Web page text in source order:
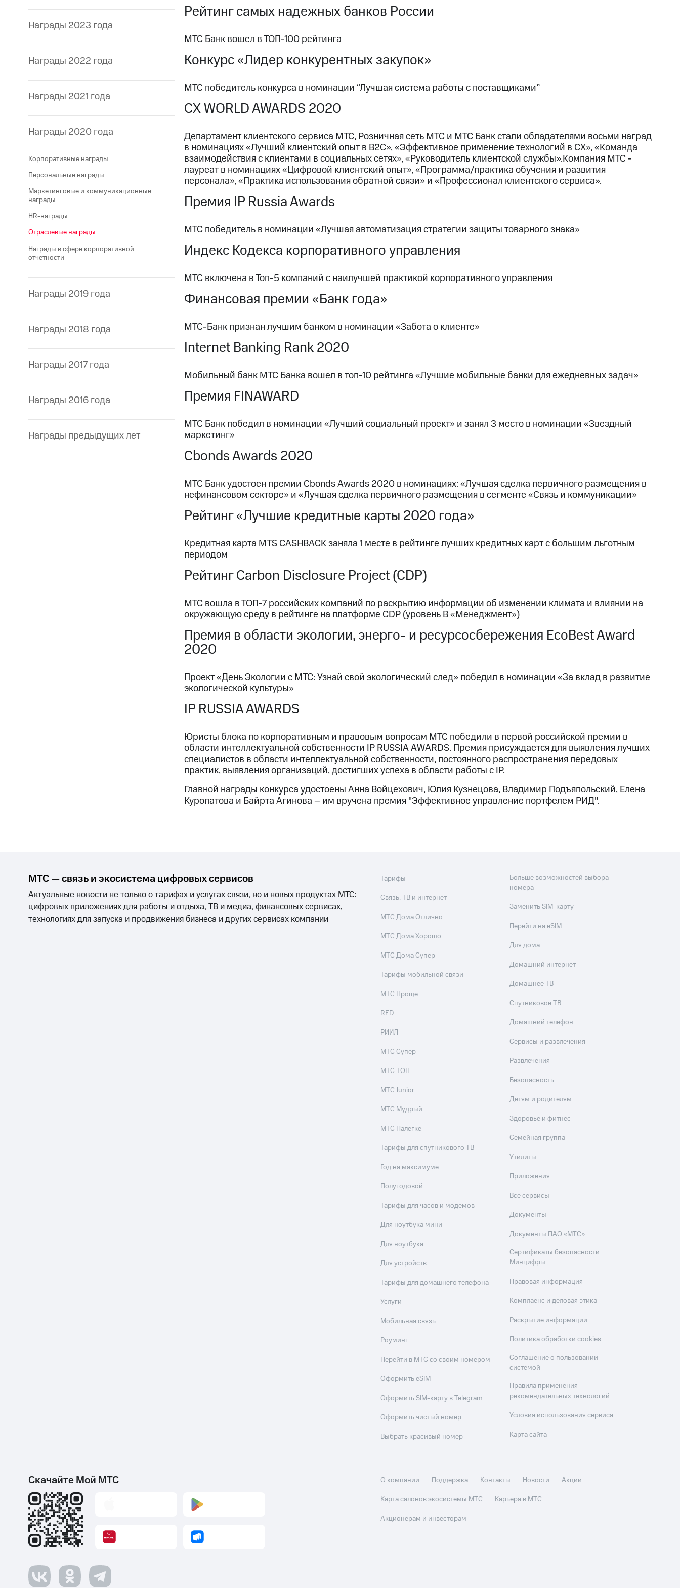
Награды 2023 года
Награды 2022 года
Награды 2021 года
Награды 2020 года
Корпоративные награды
Персональные награды
Маркетинговые и коммуникационные
награды
HR-награды
Отраслевые награды
Награды в сфере корпоративной
отчетности
Награды 2019 года
Награды 2018 года
Награды 2017 года
Награды 2016 года
Награды предыдущих лет
Рейтинг самых надежных банков России
МТС Банк вошел в ТОП-100 рейтинга
Конкурс «Лидер конкурентных закупок»
МТС победитель конкурса в номинации “Лучшая система работы с поставщиками”
CX WORLD AWARDS 2020
Департамент клиентского сервиса МТС, Розничная сеть МТС и МТС Банк стали обладателями восьми наград
в номинациях «Лучший клиентский опыт в B2C», «Эффективное применение технологий в CX», «Команда
взаимодействия с клиентами в социальных сетях», «Руководитель клиентской службы».Компания МТС -
лауреат в номинациях «Цифровой клиентский опыт», «Программа/практика обучения и развития
персонала», «Практика использования обратной связи» и «Профессионал клиентского сервиса».
Премия IP Russia Awards
МТС победитель в номинации «Лучшая автоматизация стратегии защиты товарного знака»
Индекс Кодекса корпоративного управления
МТС включена в Топ-5 компаний с наилучшей практикой корпоративного управления
Финансовая премии «Банк года»
МТС-Банк признан лучшим банком в номинации «Забота о клиенте»
Internet Banking Rank 2020
Мобильный банк МТС Банка вошел в топ-10 рейтинга «Лучшие мобильные банки для ежедневных задач»
Премия FINAWARD
МТС Банк победил в номинации «Лучший социальный проект» и занял 3 место в номинации «Звездный
маркетинг»
Cbonds Awards 2020
МТС Банк удостоен премии Cbonds Awards 2020 в номинациях: «Лучшая сделка первичного размещения в
нефинансовом секторе» и «Лучшая сделка первичного размещения в сегменте «Связь и коммуникации»
Рейтинг «Лучшие кредитные карты 2020 года»
Кредитная карта МТS CASHBACK заняла 1 месте в рейтинге лучших кредитных карт с большим льготным
периодом
Рейтинг Carbon Disclosure Project (CDP)
МТС вошла в ТОП-7 российских компаний по раскрытию информации об изменении климата и влиянии на
окружающую среду в рейтинге на платформе CDP (уровень В «Менеджмент»)
Премия в области экологии, энерго- и ресурсосбережения EcoBest Award
2020
Проект «День Экологии с МТС: Узнай свой экологический след» победил в номинации «За вклад в развитие
экологической культуры»
IP RUSSIA AWARDS
Юристы блока по корпоративным и правовым вопросам МТС победили в первой российской премии в
области интеллектуальной собственности IP RUSSIA AWARDS. Премия присуждается для выявления лучших
специалистов в области интеллектуальной собственности, постоянного распространения передовых
практик, выявления организаций, достигших успеха в области работы с IP.
Главной награды конкурса удостоены Анна Войцехович, Юлия Кузнецова, Владимир Подъяпольский, Елена
Куропатова и Байрта Агинова – им вручена премия "Эффективное управление портфелем РИД".
МТС — связь и экосистема цифровых сервисов
Актуальные новости не только о тарифах и услугах связи, но и новых продуктах МТС:
цифровых приложениях для работы и отдыха, ТВ и медиа, финансовых сервисах,
технологиях для запуска и продвижения бизнеса и других сервисах компании
Тарифы
Связь, ТВ и интернет
МТС Дома Отлично
МТС Дома Хорошо
МТС Дома Супер
Тарифы мобильной связи
МТС Проще
RED
РИИЛ
МТС Супер
МТС ТОП
МТС Junior
МТС Мудрый
МТС Налегке
Тарифы для спутникового ТВ
Год на максимуме
Полугодовой
Тарифы для часов и модемов
Для ноутбука мини
Для ноутбука
Для устройств
Тарифы для домашнего телефона
Услуги
Мобильная связь
Роуминг
Перейти в МТС со своим номером
Оформить eSIM
Оформить SIM-карту в Telegram
Оформить чистый номер
Выбрать красивый номер
Больше возможностей выбора
номера
Заменить SIM-карту
Перейти на eSIM
Для дома
Домашний интернет
Домашнее ТВ
Спутниковое ТВ
Домашний телефон
Сервисы и развлечения
Развлечения
Безопасность
Детям и родителям
Здоровье и фитнес
Семейная группа
Утилиты
Приложения
Все сервисы
Документы
Документы ПАО «МТС»
Сертификаты безопасности
Минцифры
Правовая информация
Комплаенс и деловая этика
Раскрытие информации
Политика обработки cookies
Соглашение о пользовании
системой
Правила применения
рекомендательных технологий
Условия использования сервиса
Карта сайта
Скачайте Мой МТС О компании Поддержка Контакты Новости
Акции
Карта салонов экосистемы МТС
Карьера в МТС
Акционерам и инвесторам